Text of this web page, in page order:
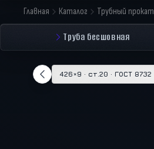
Главная Каталог Трубный прокат
Труба бесшовная
426×9 · ст.20 · ГОСТ 8732